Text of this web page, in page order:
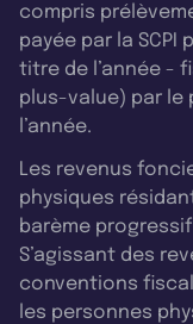
compris
payée par la SCPI
titre de l’année -
plus-value) par le
l’année.
Les revenus
physiques
barème
S’agissant des
conventions
les personnes